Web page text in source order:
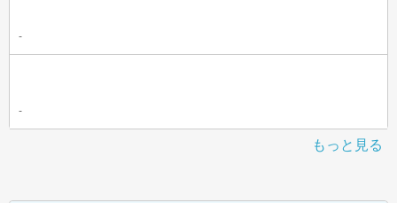
-
-
もっと見る